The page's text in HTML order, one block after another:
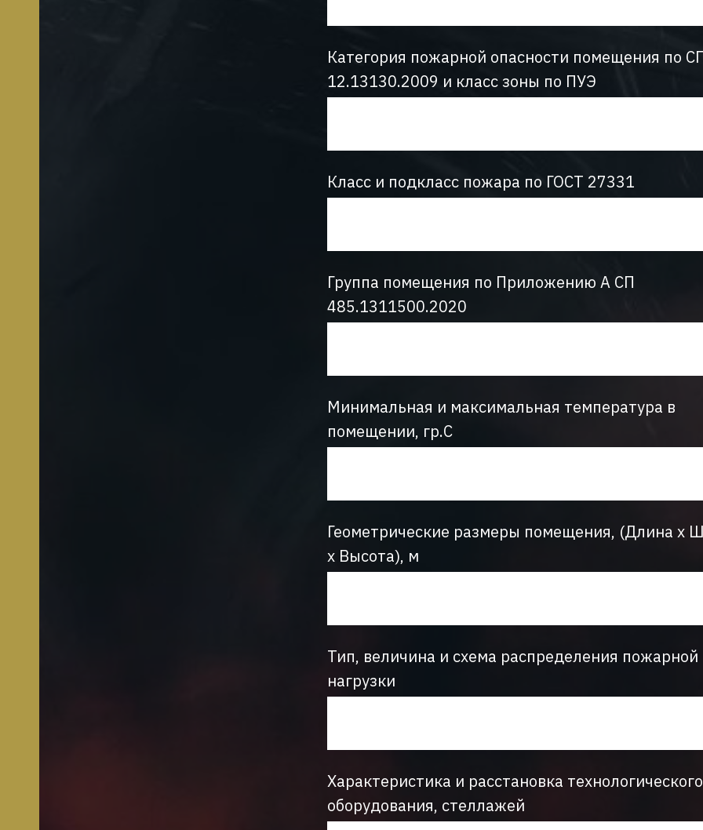
Категория пожарной опасности помещения по
12.13130.2009 и класс зоны по ПУЭ
Класс и подкласс пожара по ГОСТ 27331
Группа помещения по Приложению А СП
485.1311500.2020
Минимальная и максимальная температура в
помещении, гр.С
Геометрические размеры помещения, (Длина х
х Высота), м
Тип, величина и схема распределения пожарной
нагрузки
Характеристика и расстановка технологического
оборудования, стеллажей